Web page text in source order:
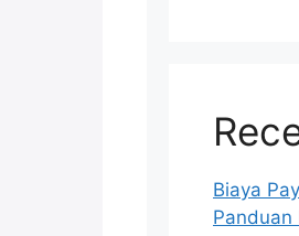
Biaya
Panduan